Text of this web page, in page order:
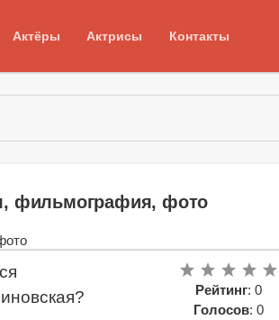
Актёры Актрисы Контакты
фильмография, фото
Рейтинг: 0
Голосов: 0